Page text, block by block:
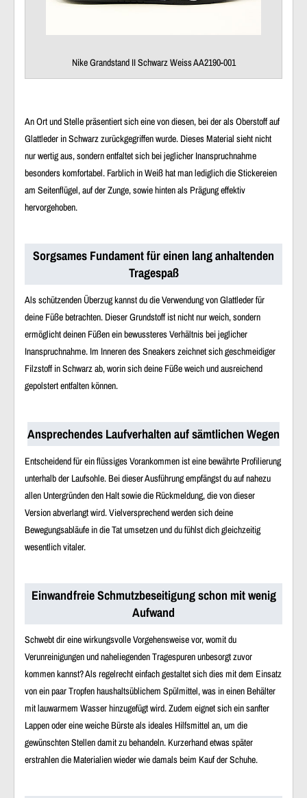
Nike Grandstand II Schwarz Weiss AA2190-001
An Ort und Stelle präsentiert sich eine von diesen, bei der als Oberstoff auf
Glattleder in Schwarz zurückgegriffen wurde. Dieses Material sieht nicht
nur wertig aus, sondern entfaltet sich bei jeglicher Inanspruchnahme
besonders komfortabel. Farblich in Weiß hat man lediglich die Stickereien
am Seitenflügel, auf der Zunge, sowie hinten als Prägung effektiv
hervorgehoben.
Sorgsames Fundament für einen lang anhaltenden
Tragespaß
Als schützenden Überzug kannst du die Verwendung von Glattleder für
deine Füße betrachten. Dieser Grundstoff ist nicht nur weich, sondern
ermöglicht deinen Füßen ein bewussteres Verhältnis bei jeglicher
Inanspruchnahme. Im Inneren des Sneakers zeichnet sich geschmeidiger
Filzstoff in Schwarz ab, worin sich deine Füße weich und ausreichend
gepolstert entfalten können.
Ansprechendes Laufverhalten auf sämtlichen Wegen
Entscheidend für ein flüssiges Vorankommen ist eine bewährte Profilierung
unterhalb der Laufsohle. Bei dieser Ausführung empfängst du auf nahezu
allen Untergründen den Halt sowie die Rückmeldung, die von dieser
Version abverlangt wird. Vielversprechend werden sich deine
Bewegungsabläufe in die Tat umsetzen und du fühlst dich gleichzeitig
wesentlich vitaler.
Einwandfreie Schmutzbeseitigung schon mit wenig
Aufwand
Schwebt dir eine wirkungsvolle Vorgehensweise vor, womit du
Verunreinigungen und naheliegenden Tragespuren unbesorgt zuvor
kommen kannst? Als regelrecht einfach gestaltet sich dies mit dem Einsatz
von ein paar Tropfen haushaltsüblichem Spülmittel, was in einen Behälter
mit lauwarmem Wasser hinzugefügt wird. Zudem eignet sich ein sanfter
Lappen oder eine weiche Bürste als ideales Hilfsmittel an, um die
gewünschten Stellen damit zu behandeln. Kurzerhand etwas später
erstrahlen die Materialien wieder wie damals beim Kauf der Schuhe.